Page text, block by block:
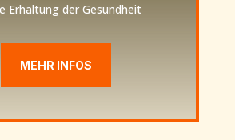
Erhaltung der Gesundheit
MEHR INFOS